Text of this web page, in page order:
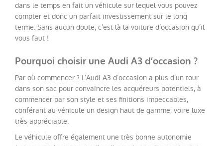
Catégorie
Année
Kilométrage
Prix
Puissance
dans le temps en fait un véhicule sur lequel vous pouvez
compter et donc un parfait investissement sur le long
terme. Sans aucun doute, c’est là la voiture d’occasion qu’il
vous faut !
Pourquoi choisir une Audi A3 d’occasion ?
Par où commencer ? L’Audi A3 d’occasion a plus d’un tour
dans son sac pour convaincre les acquéreurs potentiels, à
commencer par son style et ses finitions impeccables,
conférant au véhicule un design haut de gamme, voire luxe
très appréciable.
Le véhicule offre également une très bonne autonomie